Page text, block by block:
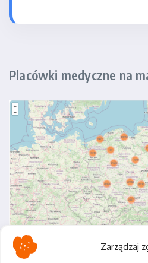
Zarządzaj
Placówki medyczne na